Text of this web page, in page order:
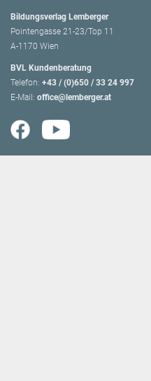
Bildungsverlag Lemberger
Pointengasse 21-23/Top 11
A-1170 Wien
BVL Kundenberatung
Telefon: +43 / (0)650 / 33 24 997
E-Mail: office@lemberger.at